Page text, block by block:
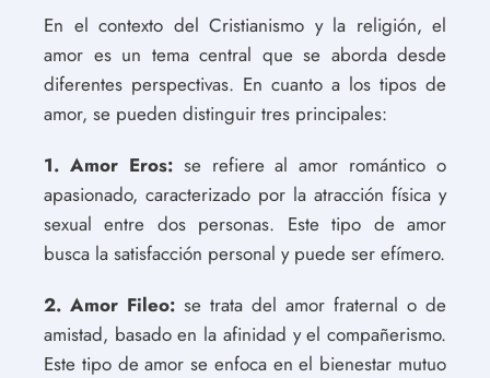
En el contexto del Cristianismo y la religión, el
amor es un tema central que se aborda desde
diferentes perspectivas. En cuanto a los tipos de
amor, se pueden distinguir tres principales:
1. Amor Eros:se refiere al amor romántico o
apasionado, caracterizado por la atracción física y
sexual entre dos personas. Este tipo de amor
busca la satisfacción personal y puede ser efímero.
2. Amor Fileo: se trata del amor fraternal o de
amistad, basado en la afinidad y el compañerismo.
Este tipo de amor se enfoca en el bienestar mutuo